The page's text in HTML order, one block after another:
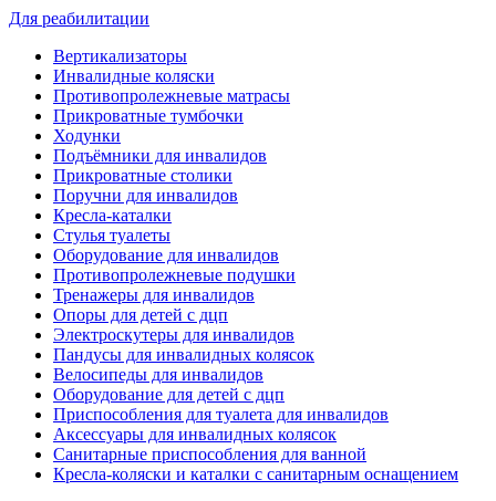
Для реабилитации
Вертикализаторы
Инвалидные коляски
Противопролежневые матрасы
Прикроватные тумбочки
Ходунки
Подъёмники для инвалидов
Прикроватные столики
Поручни для инвалидов
Кресла-каталки
Стулья туалеты
Оборудование для инвалидов
Противопролежневые подушки
Тренажеры для инвалидов
Опоры для детей с дцп
Электроскутеры для инвалидов
Пандусы для инвалидных колясок
Велосипеды для инвалидов
Оборудование для детей с дцп
Приспособления для туалета для инвалидов
Аксессуары для инвалидных колясок
Санитарные приспособления для ванной
Кресла-коляски и каталки с санитарным оснащением